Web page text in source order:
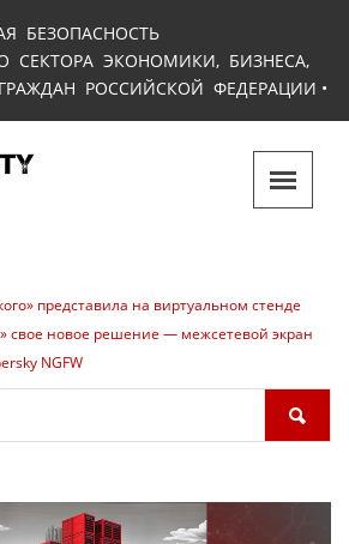
БЕЗОПАСНОСТЬ
СЕКТОРА ЭКОНОМИКИ, БИЗНЕСА,
РОССИЙСКОЙ ФЕДЕРАЦИИ •
представила на виртуальном стенде
свое новое решение — межсетевой экран
NGFW